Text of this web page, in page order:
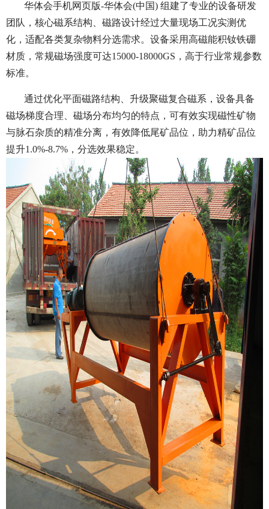
华体会手机网页版-华体会(中国) 组建了专业的设备研发
团队，核心磁系结构、磁路设计经过大量现场工况实测优
化，适配各类复杂物料分选需求。设备采用高磁能积钕铁硼
材质，常规磁场强度可达15000-18000GS，高于行业常规参数
标准。
通过优化平面磁路结构、升级聚磁复合磁系，设备具备
磁场梯度合理、磁场分布均匀的特点，可有效实现磁性矿物
与脉石杂质的精准分离，有效降低尾矿品位，助力精矿品位
提升1.0%-8.7%，分选效果稳定。